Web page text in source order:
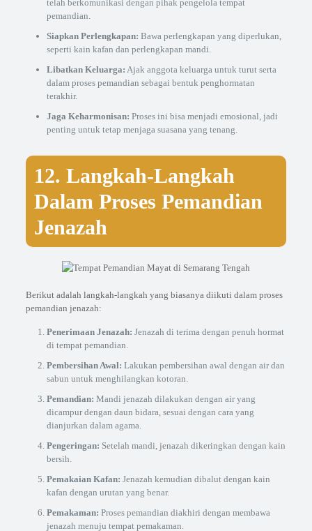
telah berkomunikasi dengan pihak pengelola tempat
pemandian.
Siapkan Perlengkapan: Bawa perlengkapan yang diperlukan,
seperti kain kafan dan perlengkapan mandi.
Libatkan Keluarga: Ajak anggota keluarga untuk turut serta
dalam proses pemandian sebagai bentuk penghormatan
terakhir.
Jaga Keharmonisan: Proses ini bisa menjadi emosional, jadi
penting untuk tetap menjaga suasana yang tenang.
12. Langkah-Langkah
Dalam Proses Pemandian
Jenazah
Berikut adalah langkah-langkah yang biasanya diikuti dalam proses
pemandian jenazah:
Penerimaan Jenazah: Jenazah di terima dengan penuh hormat
di tempat pemandian.
Pembersihan Awal: Lakukan pembersihan awal dengan air dan
sabun untuk menghilangkan kotoran.
Pemandian: Mandi jenazah dilakukan dengan air yang
dicampur dengan daun bidara, sesuai dengan cara yang
dianjurkan dalam agama.
Pengeringan: Setelah mandi, jenazah dikeringkan dengan kain
bersih.
Pemakaian Kafan: Jenazah kemudian dibalut dengan kain
kafan dengan urutan yang benar.
Pemakaman: Proses pemandian diakhiri dengan membawa
jenazah menuju tempat pemakaman.